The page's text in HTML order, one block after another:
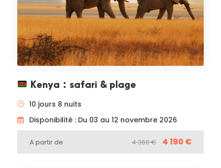
Kenya : safari & plage
10 jours 8 nuits
Disponibilité : Du 03 au 12 novembre 2026
A partir de 4 360 € 4 190 €